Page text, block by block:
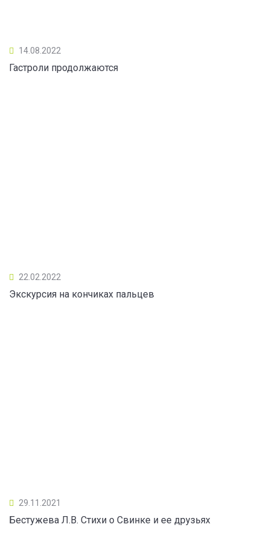
14.08.2022
Гастроли продолжаются
22.02.2022
Экскурсия на кончиках пальцев
29.11.2021
Бестужева Л.В. Стихи о Свинке и ее друзьях